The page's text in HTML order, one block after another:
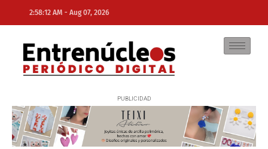
2:58:12 AM - Aug 07, 2026
NE